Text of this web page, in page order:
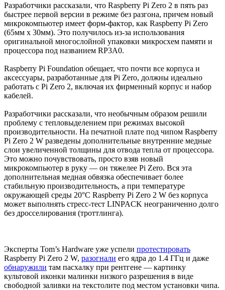
Разработчики рассказали, что Raspberry Pi Zero 2 в пять раз
быстрее первой версии в режиме без разгона, причем новый
микрокомпьютер имеет форм-фактор, как Raspberry Pi Zero
(65мм х 30мм). Это получилось из-за использования
оригинальной многослойной упаковки микросхем памяти и
процессора под названием RP3A0.
Raspberry Pi Foundation обещает, что почти все корпуса и
аксессуары, разработанные для Pi Zero, должны идеально
работать с Pi Zero 2, включая их фирменный корпус и набор
кабелей.
Разработчики рассказали, что необычным образом решили
проблему с тепловыделением при режимах высокой
производительности. На печатной плате под чипом Raspberry
Pi Zero 2 W разведены дополнительные внутренние медные
слои увеличенной толщины для отвода тепла от процессора.
Это можно почувствовать, просто взяв новый
микрокомпьютер в руку — он тяжелее Pi Zero. Вся эта
дополнительная медная обвязка обеспечивает более
стабильную производительность, а при температуре
окружающей среды 20°C Raspberry Pi Zero 2 W без корпуса
может выполнять стресс-тест LINPACK неограниченно долго
без дросселирования (троттлинга).
Эксперты Tom’s Hardware уже успели протестировать
Raspberry Pi Zero 2 W, разогнали его ядра до 1.4 ГГц и даже
обнаружили там пасхалку при рентгене — картинку
культовой иконки малинки низкого разрешения в виде
свободной заливки на текстолите под местом установки чипа.